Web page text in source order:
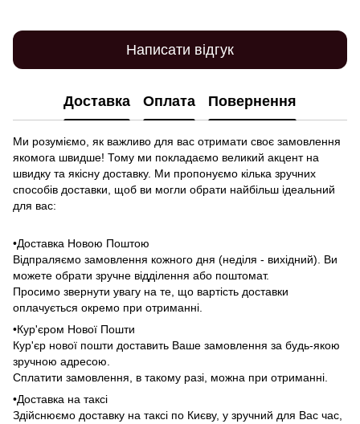
Написати відгук
Доставка Оплата Повернення
Ми розуміємо, як важливо для вас отримати своє замовлення
якомога швидше! Тому ми покладаємо великий акцент на
швидку та якісну доставку. Ми пропонуємо кілька зручних
способів доставки, щоб ви могли обрати найбільш ідеальний
для вас:
•Доставка Новою Поштою
Відпраляємо замовлення кожного дня (неділя - вихідний). Ви
можете обрати зручне відділення або поштомат.
Просимо звернути увагу на те, що вартість доставки
оплачується окремо при отриманні.
•Кур'єром Нової Пошти
Кур'єр нової пошти доставить Ваше замовлення за будь-якою
зручною адресою.
Сплатити замовлення, в такому разі, можна при отриманні.
•Доставка на таксі
Здійснюємо доставку на таксі по Києву, у зручний для Вас час,